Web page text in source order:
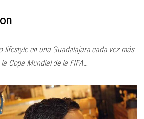
lifestyle en una Guadalajara cada vez más
Copa Mundial de la FIFA…